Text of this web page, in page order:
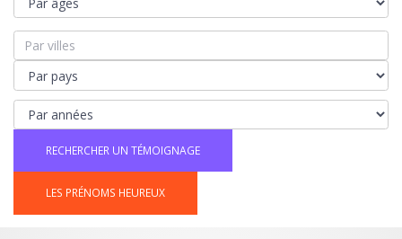
LES PRÉNOMS HEUREUX